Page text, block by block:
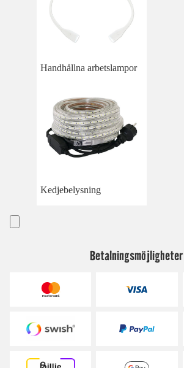
Handhållna arbetslampor
Kedjebelysning
Betalningsmöjligheter